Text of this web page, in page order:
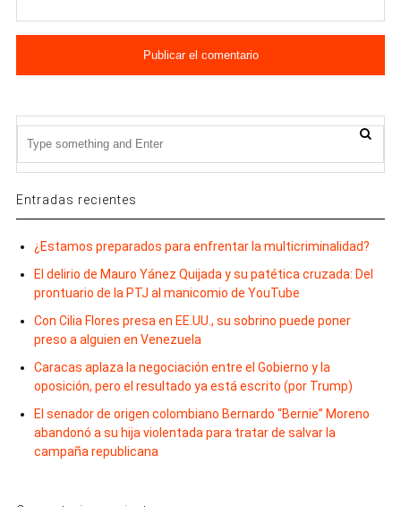
Entradas recientes
¿Estamos preparados para enfrentar la multicriminalidad?
El delirio de Mauro Yánez Quijada y su patética cruzada: Del
prontuario de la PTJ al manicomio de YouTube
Con Cilia Flores presa en EE.UU., su sobrino puede poner
preso a alguien en Venezuela
Caracas aplaza la negociación entre el Gobierno y la
oposición, pero el resultado ya está escrito (por Trump)
El senador de origen colombiano Bernardo “Bernie” Moreno
abandonó a su hija violentada para tratar de salvar la
campaña republicana